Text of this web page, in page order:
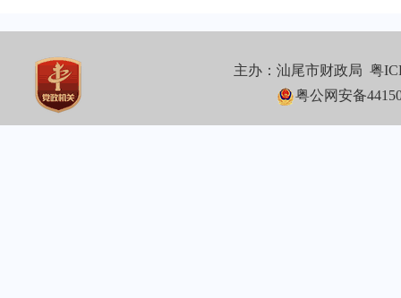
主办：汕尾市财政局粤
粤公网安备